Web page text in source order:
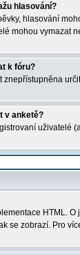
hlasování?
hlasování
mohou vymazat
k fóru?
znepřístupněna
v anketě?
uživatelé
HTML.
se zobrazí. Pro